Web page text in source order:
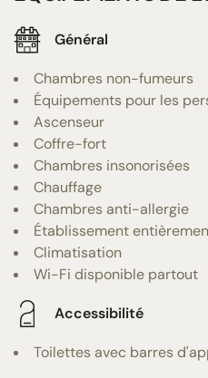
Général
Chambres non-fumeurs
Équipements pour les
Ascenseur
Coffre-fort
Chambres insonorisées
Chauffage
Chambres anti-allergie
Établissement
Climatisation
Wi-Fi disponible partout
Accessibilité
Toilettes avec barres